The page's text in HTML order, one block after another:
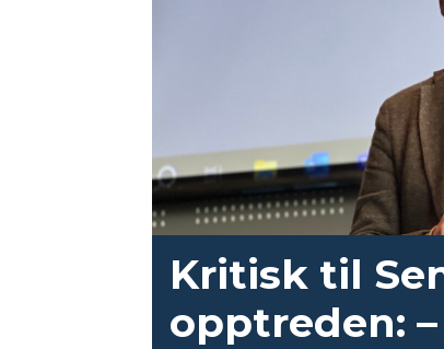
Kritisk til
opptreden: